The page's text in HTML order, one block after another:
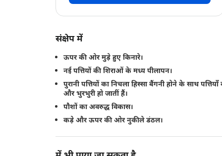
संक्षेप में
ऊपर की ओर मुड़े हुए किनारे।
नई पत्तियों की शिराओं के मध्य पीलापन।
पुरानी पत्तियों का निचला हिस्सा बैंगनी होने के साथ
और भुरभुरी हो जातीं हैं।
पौशों का अवरुद्ध विकास।
कड़े और ऊपर की ओर नुकीले डंठल।